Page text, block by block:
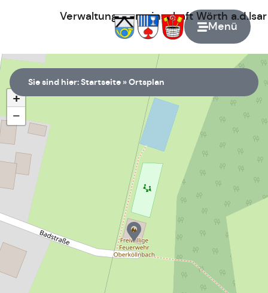
Menü
Verwaltungsgemeinschaft Wörth
Sie sind hier:Startseite »Ortsplan
+
−